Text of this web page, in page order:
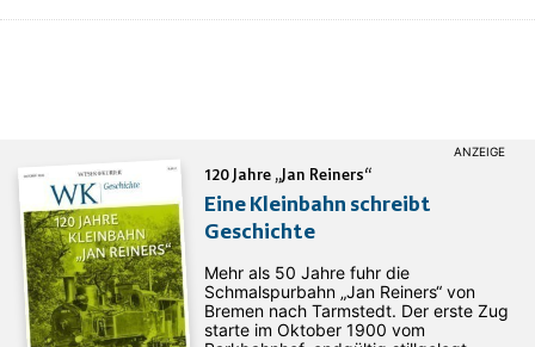
120 Jahre „Jan Reiners“
Eine Kleinbahn schreibt
Geschichte
Mehr als 50 Jahre fuhr die
Schmalspurbahn „Jan ­Reiners“ von
Bremen nach Tarmstedt. Der erste Zug
starte im Oktober 1900 vom